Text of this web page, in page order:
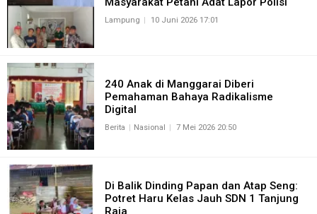
Lampung 10 Juni 2026 17:01
240 Anak di Manggarai Diberi
Pemahaman Bahaya Radikalisme
Digital
Berita Nasional 7 Mei 2026 20:50
Di Balik Dinding Papan dan Atap Seng:
Potret Haru Kelas Jauh SDN 1 Tanjung
Raja